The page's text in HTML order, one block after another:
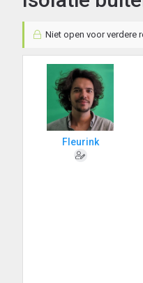
Niet open voor verdere
Fleurink